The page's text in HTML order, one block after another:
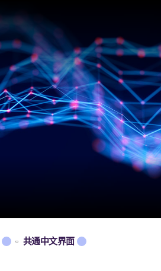
共通中文界面